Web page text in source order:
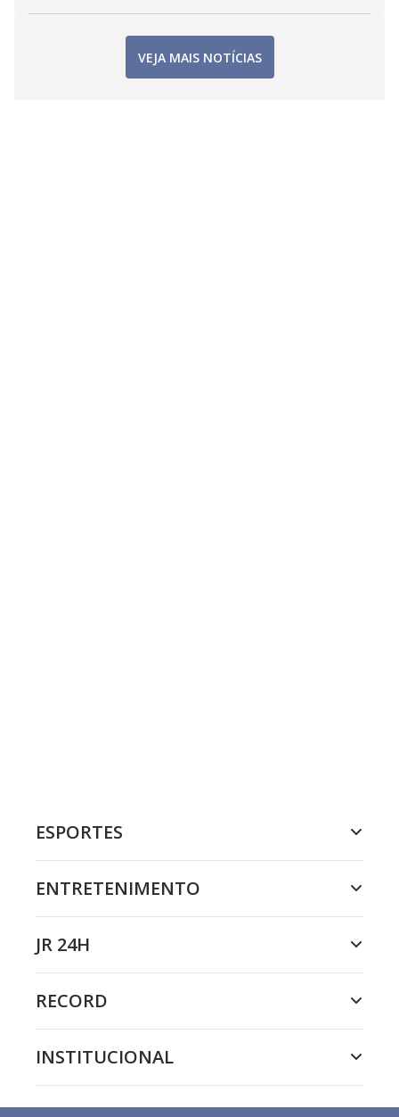
VEJA MAIS NOTÍCIAS
ESPORTES
ENTRETENIMENTO
JR 24H
RECORD
INSTITUCIONAL